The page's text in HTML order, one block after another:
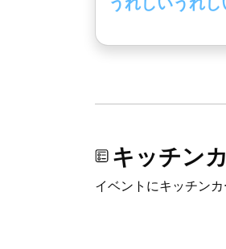
キッチン
イベントにキッチン